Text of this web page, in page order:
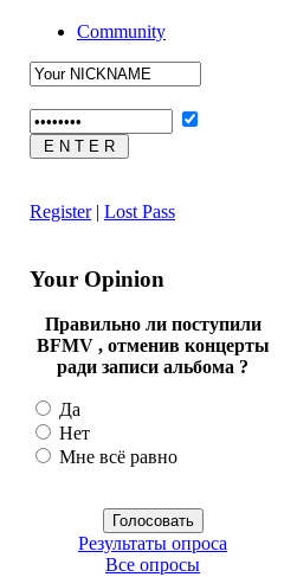
Community
Register| Lost Pass
Your Opinion
Правильно ли поступили
BFMV , отменив концерты
ради записи альбома ?
Да
Нет
Мне всё равно
Результаты опроса
Все опросы